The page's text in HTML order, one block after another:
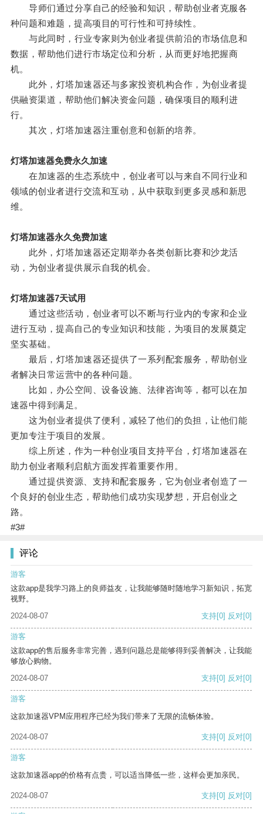
导师们通过分享自己的经验和知识，帮助创业者克服各
种问题和难题，提高项目的可行性和可持续性。
与此同时，行业专家则为创业者提供前沿的市场信息和
数据，帮助他们进行市场定位和分析，从而更好地把握商
机。
此外，灯塔加速器还与多家投资机构合作，为创业者提
供融资渠道，帮助他们解决资金问题，确保项目的顺利进
行。
其次，灯塔加速器注重创意和创新的培养。
灯塔加速器免费永久加速
在加速器的生态系统中，创业者可以与来自不同行业和
领域的创业者进行交流和互动，从中获取到更多灵感和新思
维。
灯塔加速器永久免费加速
此外，灯塔加速器还定期举办各类创新比赛和沙龙活
动，为创业者提供展示自我的机会。
灯塔加速器7天试用
通过这些活动，创业者可以不断与行业内的专家和企业
进行互动，提高自己的专业知识和技能，为项目的发展奠定
坚实基础。
最后，灯塔加速器还提供了一系列配套服务，帮助创业
者解决日常运营中的各种问题。
比如，办公空间、设备设施、法律咨询等，都可以在加
速器中得到满足。
这为创业者提供了便利，减轻了他们的负担，让他们能
更加专注于项目的发展。
综上所述，作为一种创业项目支持平台，灯塔加速器在
助力创业者顺利启航方面发挥着重要作用。
通过提供资源、支持和配套服务，它为创业者创造了一
个良好的创业生态，帮助他们成功实现梦想，开启创业之
路。
#3#
评论
游客
这款app是我学习路上的良师益友，让我能够随时随地学习新知识，拓宽
视野。
2024-08-07
支持[0] 反对[0]
游客
这款app的售后服务非常完善，遇到问题总是能够得到妥善解决，让我能
够放心购物。
2024-08-07
支持[0] 反对[0]
游客
这款加速器VPM应用程序已经为我们带来了无限的流畅体验。
2024-08-07 支持[0] 反对[0]
游客
这款加速器app的价格有点贵，可以适当降低一些，这样会更加亲民。
2024-08-07 支持[0] 反对[0]